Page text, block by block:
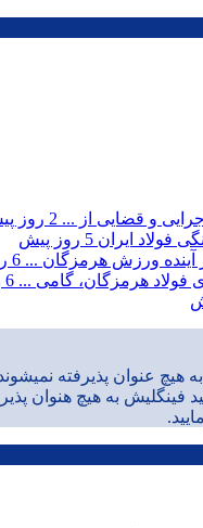
و قضایی از ... 2 روز پیش
فولاد ایران 5 روز پیش
آینده ورزش هرمزگان ... 6 روز پیش
هرمزگان، گامی ... 6 روز پیش
عنوان پذیرفته
فینگلیش به هیچ هنوان